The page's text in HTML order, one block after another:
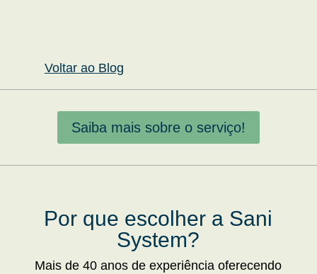
Voltar ao Blog
Saiba mais sobre o serviço!
Por que escolher a Sani
System?
Mais de 40 anos de experiência oferecendo